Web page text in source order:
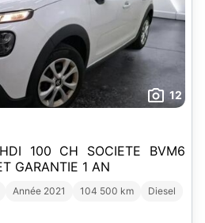
12
100 CH SOCIETE BVM6
GARANTIE 1 AN
Année 2021 104 500 km
Diesel